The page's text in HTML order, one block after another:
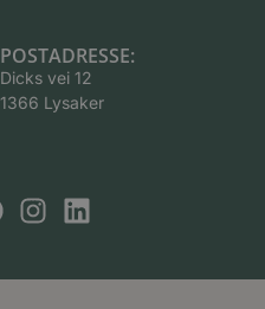
POSTADRESSE:
Dicks vei 12
1366 Lysaker